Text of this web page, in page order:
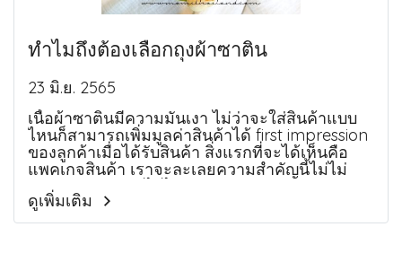
ทำไมถึงต้องเลือกถุงผ้าซาติน
23 มิ.ย. 2565
เนื้อผ้าซาตินมีความมันเงา ไม่ว่าจะใส่สินค้าแบบ
ไหนก็สามารถเพิ่มมูลค่าสินค้าได้ first impression
ของลูกค้าเมื่อได้รับสินค้า สิ่งแรกที่จะได้เห็นคือ
แพคเกจสินค้า เราจะละเลยความสำคัญนี้ไม่ไม่
ต่างจากตัวสินค้าไปได้เลย
ดูเพิ่มเติม